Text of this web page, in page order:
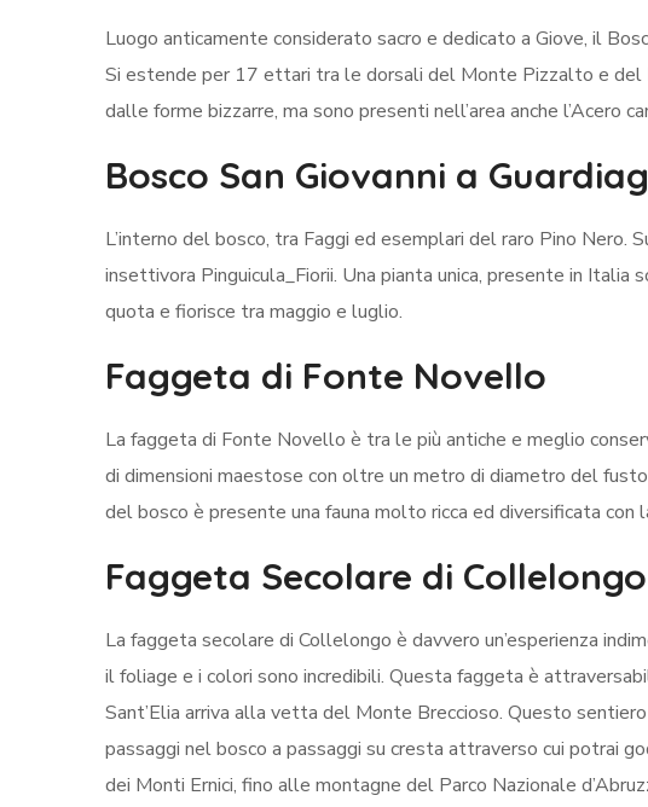
Luogo anticamente considerato sacro e dedicato a Giove, il
Si estende per 17 ettari tra le dorsali del Monte Pizzalto e del
dalle forme bizzarre, ma sono presenti nell’area anche l’Acero
Bosco San Giovanni a
L’interno del bosco, tra Faggi ed esemplari del raro Pino Nero.
insettivora Pinguicula_Fiorii. Una pianta unica, presente in
quota e fiorisce tra maggio e luglio.
Faggeta di Fonte Novello
La faggeta di Fonte Novello è tra le più antiche e meglio
di dimensioni maestose con oltre un metro di diametro del
del bosco è presente una fauna molto ricca ed diversificata con
Faggeta Secolare di Collelongo
La faggeta secolare di Collelongo è davvero un’esperienza
il foliage e i colori sono incredibili. Questa faggeta è
Sant’Elia arriva alla vetta del Monte Breccioso. Questo
passaggi nel bosco a passaggi su cresta attraverso cui potrai
dei Monti Ernici, fino alle montagne del Parco Nazionale